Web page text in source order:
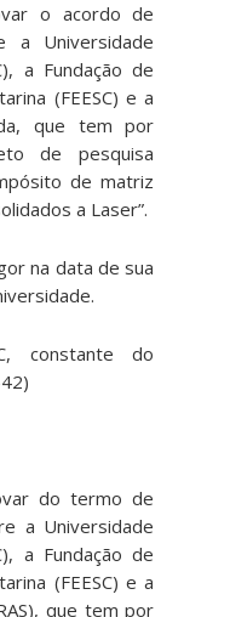
o acordo de
a Universidade
a Fundação de
(FEESC) e a
que tem por
de pesquisa
de matriz
a Laser”.
na data de sua
constante do
do termo de
a Universidade
a Fundação de
(FEESC) e a
que tem por